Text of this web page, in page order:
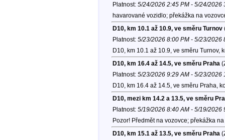
Platnost: 5/24/2026 2:45 PM - 5/24/2026
havarované vozidlo; překážka na
D10, km 10.1 až 10.9, ve směru Turnov
Platnost: 5/23/2026 8:00 PM - 5/23/2026
D10, km 10.1 až 10.9, ve směru Turnov,
D10, km 16.4 až 14.5, ve směru Praha
Platnost: 5/23/2026 9:29 AM - 5/23/2026
D10, km 16.4 až 14.5, ve směru Praha,
D10, mezi km 14.2 a 13.5, ve směru
Platnost: 5/19/2026 8:40 AM - 5/19/2026
Pozor! Předmět na vozovce; překážka
D10, km 15.1 až 13.5, ve směru Praha